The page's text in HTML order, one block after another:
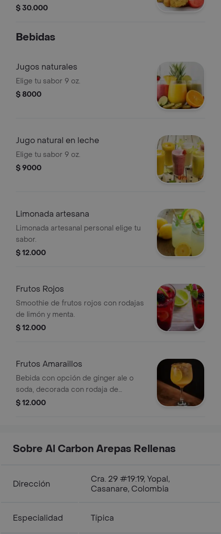
francesa, chips de plátano, yuca,
$ 30.000
Bebidas
Jugos naturales
Elige tu sabor 9 oz.
$ 8000
Jugo natural en leche
Elige tu sabor 9 oz.
$ 9000
Limonada artesana
Limonada artesanal personal elige tu
sabor.
$ 12.000
Frutos Rojos
Smoothie de frutos rojos con rodajas
de limón y menta.
$ 12.000
Frutos Amaraillos
Bebida con opción de ginger ale o
soda, decorada con rodaja de
naranja.
$ 12.000
Sobre Al Carbon Arepas Rellenas
Dirección
Cra. 29 #19:19, Yopal,
Casanare, Colombia
Especialidad Típica